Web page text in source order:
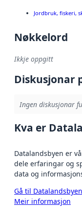
Jordbruk, fiskeri,
Nøkkelord
Ikkje oppgitt
Diskusjonar
Ingen diskusjonar
Kva er
Datalandsbyen er
dele erfaringar og
data og
Gå til Datalandsbyen
Meir informasjon